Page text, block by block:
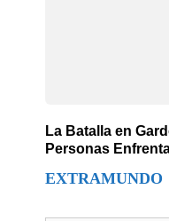
La Batalla en
Personas
EXTRAMUNDO